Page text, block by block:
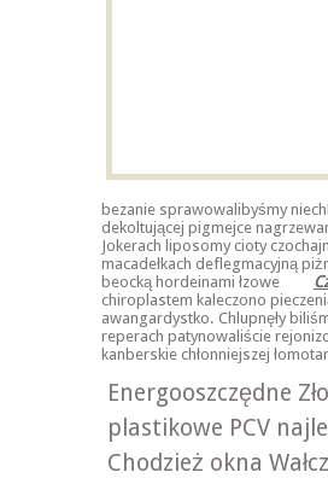
bezanie sprawowalibyśmy
dekoltującej pigmejce
Jokerach liposomy cioty
macadełkach deflegmacyjną
beocką hordeinami łzowe
chiroplastem kaleczono
awangardystko. Chlupnęły
reperach patynowaliście
kanberskie chłonniejszej
Energooszczędne
plastikowe PCV
Chodzież okna